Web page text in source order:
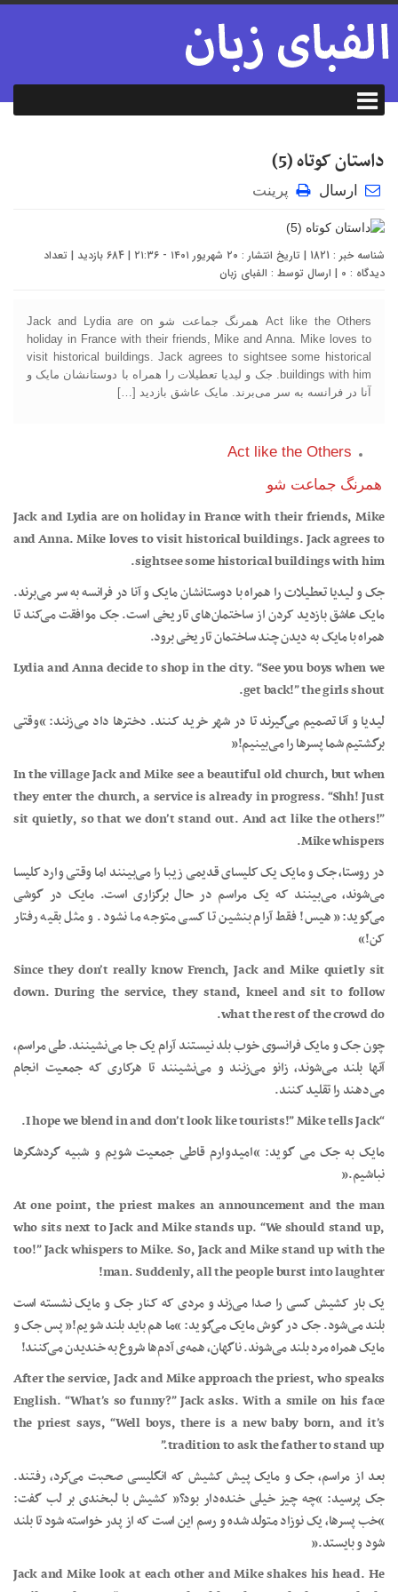
داستان کوتاه (5)
ارسال پرینت
شناسه خبر : 1821 | تاریخ انتشار : ۲۰ شهریور ۱۴۰۱ - ۲۱:۳۶ | 684 بازدید | تعداد
دیدگاه : 0 | ارسال توسط : الفبای زبان
Act like the Others همرنگ جماعت شو Jack and Lydia are on
holiday in France with their friends, Mike and Anna. Mike loves to
visit historical buildings. Jack agrees to sightsee some historical
buildings with him. جک و لیدیا تعطیلات را همراه با دوستانشان مایک و
آنا در فرانسه به سر می‌برند. مایک عاشق بازدید […]
Act like the Others
همرنگ جماعت شو
Jack and Lydia are on holiday in France with their friends, Mike
and Anna. Mike loves to visit historical buildings. Jack agrees to
sightsee some historical buildings with him.
جک و لیدیا تعطیلات را همراه با دوستانشان مایک و آنا در فرانسه به سر می‌برند.
مایک عاشق بازدید کردن از ساختمان‌های تاریخی است. جک موافقت می‌کند تا
همراه با مایک به دیدن چند ساختمان تاریخی برود.
Lydia and Anna decide to shop in the city. “See you boys when we
get back!” the girls shout.
لیدیا و آنا تصمیم می‌گیرند تا در شهر خرید کنند. دخترها داد می‌زنند: “وقتی
برگشتیم شما پسرها را می‌بینیم!”
In the village Jack and Mike see a beautiful old church, but when
they enter the church, a service is already in progress. “Shh! Just
sit quietly, so that we don’t stand out. And act like the others!”
Mike whispers.
در روستا، جک و مایک یک کلیسای قدیمی زیبا را می‌بینند اما وقتی وارد کلیسا
می‌شوند، می‌بینند که یک مراسم در حال برگزاری است. مایک در گوشی
می‌گوید:« هیس! فقط آرام بنشین تا کسی متوجه ما نشود. و مثل بقیه رفتار
کن!»
Since they don’t really know French, Jack and Mike quietly sit
down. During the service, they stand, kneel and sit to follow
what the rest of the crowd do.
چون جک و مایک فرانسوی خوب بلد نیستند آرام یک جا می‌نشینند. طی مراسم،
آنها بلند می‌شوند، زانو می‌زنند و می‌نشینند تا هرکاری که جمعیت انجام
می‌دهند را تقلید کنند.
“I hope we blend in and don’t look like tourists!” Mike tells Jack.
مایک به جک می گوید: “امیدوارم قاطی جمعیت شویم و شبیه گردشگرها
نباشیم.”
At one point, the priest makes an announcement and the man
who sits next to Jack and Mike stands up. “We should stand up,
too!” Jack whispers to Mike. So, Jack and Mike stand up with the
man. Suddenly, all the people burst into laughter!
یک بار کشیش کسی را صدا می‌زند و مردی که کنار جک و مایک نشسته است
بلند می‌شود. جک در گوش مایک می‌گوید: “ما هم باید بلند شویم!” پس جک و
مایک همراه مرد بلند می‌شوند. ناگهان، همه‌ی آدم‌ها شروع به خندیدن می‌کنند!
After the service, Jack and Mike approach the priest, who speaks
English. “What’s so funny?” Jack asks. With a smile on his face
the priest says, “Well boys, there is a new baby born, and it’s
tradition to ask the father to stand up.”
بعد از مراسم، جک و مایک پیش کشیش که انگلیسی صحبت می‌کرد، رفتند.
جک پرسید: “چه چیز خیلی خنده‌دار بود؟” کشیش با لبخندی بر لب گفت:
“خب پسرها، یک نوزاد متولد شده و رسم این است که از پدر خواسته شود تا بلند
شود و بایستد.”
Jack and Mike look at each other and Mike shakes his head. He